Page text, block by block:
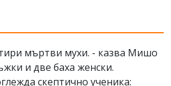
мъртви мухи. - казва Мишо
и две баха женски.
скептично ученика: